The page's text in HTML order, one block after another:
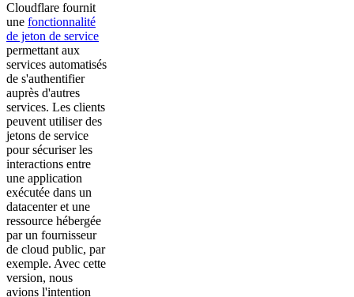
Cloudflare fournit
une fonctionnalité
de jeton de service
permettant aux
services automatisés
de s'authentifier
auprès d'autres
services. Les clients
peuvent utiliser des
jetons de service
pour sécuriser les
interactions entre
une application
exécutée dans un
datacenter et une
ressource hébergée
par un fournisseur
de cloud public, par
exemple. Avec cette
version, nous
avions l'intention